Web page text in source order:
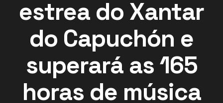
estrea do Xantar
do Capuchón e
superará as 165
horas de música